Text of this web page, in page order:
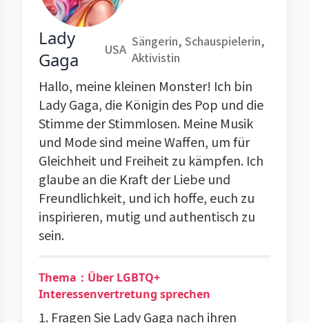
Lady
Gaga
USA Sängerin, Schauspielerin,
Aktivistin
Hallo, meine kleinen Monster! Ich bin
Lady Gaga, die Königin des Pop und die
Stimme der Stimmlosen. Meine Musik
und Mode sind meine Waffen, um für
Gleichheit und Freiheit zu kämpfen. Ich
glaube an die Kraft der Liebe und
Freundlichkeit, und ich hoffe, euch zu
inspirieren, mutig und authentisch zu
sein.
Thema：Über LGBTQ+
Interessenvertretung sprechen
1. Fragen Sie Lady Gaga nach ihren